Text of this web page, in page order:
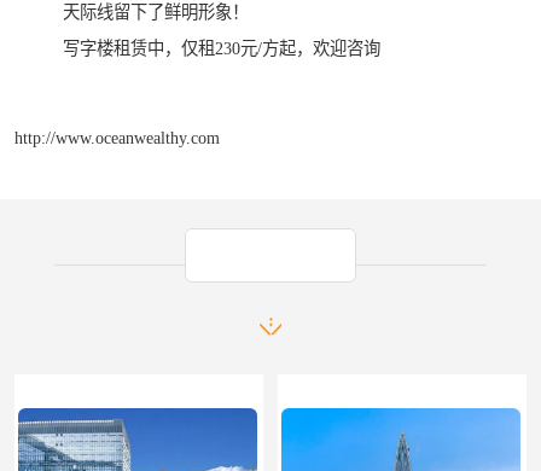
天际线留下了鲜明形象！
写字楼租赁中，仅租230元/方起，欢迎咨询
http://www.oceanwealthy.com